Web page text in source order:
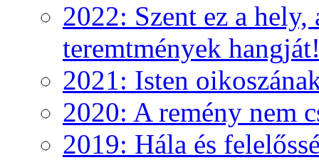
2022: Szent ez a
teremtmények
2021: Isten
2020: A remény nem
2019: Hála és